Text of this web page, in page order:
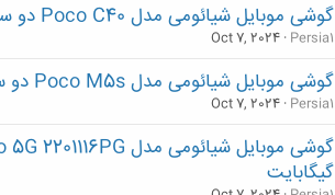
گوشی موبایل شیائومی مدل Poco C40 دو سیم کارت ظرفیت 64 گیگابایت و رم 4 گیگابایت
Persia1
Oct 7, 2024
گوشی موبایل شیائومی مدل Poco M5s دو سیم کارت ظرفیت 128 گیگابایت و رم 4 گیگابایت
Persia1
Oct 7, 2024
گیگابایت